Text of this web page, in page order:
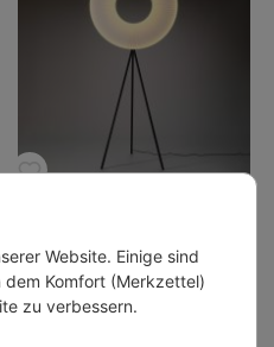
Website. Einige sind
Komfort (Merkzettel)
zu verbessern.